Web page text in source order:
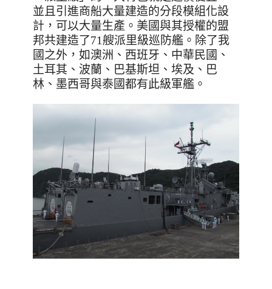
並且引進商船大量建造的分段模組化設
計，可以大量生產。美國與其授權的盟
邦共建造了71艘派里級巡防艦。除了我
國之外，如澳洲、西班牙、中華民國、
土耳其、波蘭、巴基斯坦、埃及、巴
林、墨西哥與泰國都有此級軍艦。